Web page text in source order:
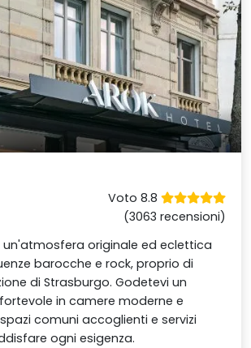
Voto 8.8
(3063 recensioni)
un'atmosfera originale ed eclettica
barocche e rock, proprio di
di Strasburgo. Godetevi un
in camere moderne e
comuni accoglienti e servizi
ogni esigenza.